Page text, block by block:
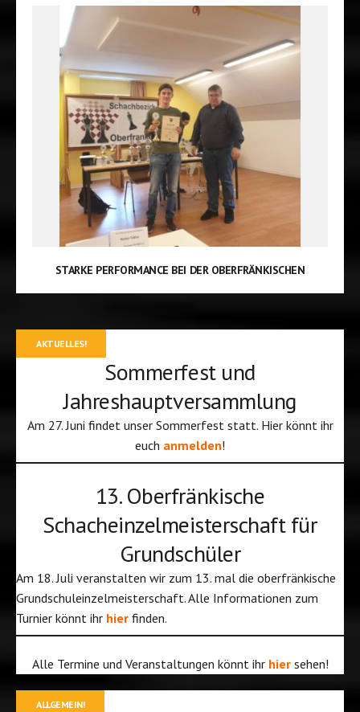
STARKE PERFORMANCE BEI DER OBERFRÄNKISCHEN
AKTUELLES!
Sommerfest und
Jahreshauptversammlung
Am 27. Juni findet unser Sommerfest statt. Hier könnt ihr
euch anmelden!
13. Oberfränkische
Schacheinzelmeisterschaft für
Grundschüler
Am 18. Juli veranstalten wir zum 13. mal die oberfränkische
Grundschuleinzelmeisterschaft. Alle Informationen zum
Turnier könnt ihr hier finden.
Alle Termine und Veranstaltungen könnt ihr hier sehen!
ALLGEMEIN!